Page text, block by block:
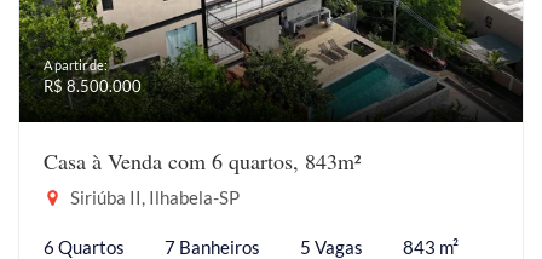
A partir de:
R$ 8.500.000
Casa à Venda com 6 quartos, 843m²
Siriúba II, Ilhabela-SP
6 Quartos 7 Banheiros 5 Vagas 843 m²